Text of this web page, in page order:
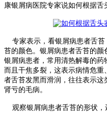
康银屑病医院专家说如何根据舌
专家表示，看银屑病患者舌苔
苔的颜色。银屑病患者舌苔的
银屑病患者，常用清热解毒的药
而且干焦多裂，这表示病情危
者舌苔发黑而滑润，往往表示
肾亏的毛病。
观察银屑病患者舌苔的形状，